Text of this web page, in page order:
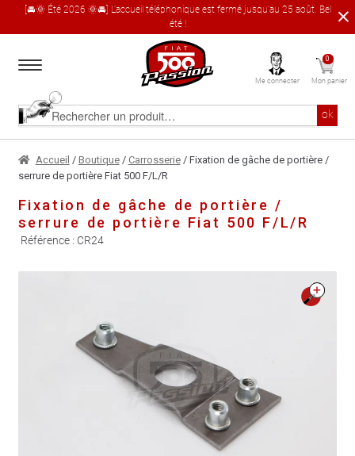
[🚘🌞 Été 2026 🌞🚘] L'accueil téléphonique est fermé jusqu'au 25 août. Bel
été !
à
navigation
au
contenu
Rechercher
produit
ok
Accueil
Le catalogue produit
À propos
Garages partenaires
Me connecter
0
Mon panier
Accueil / Boutique/ Carrosserie/ Fixation de gâche de portière /
serrure de portière Fiat 500 F/L/R
Fixation de gâche de portière /
serrure de portière Fiat 500 F/L/R
Référence : CR24